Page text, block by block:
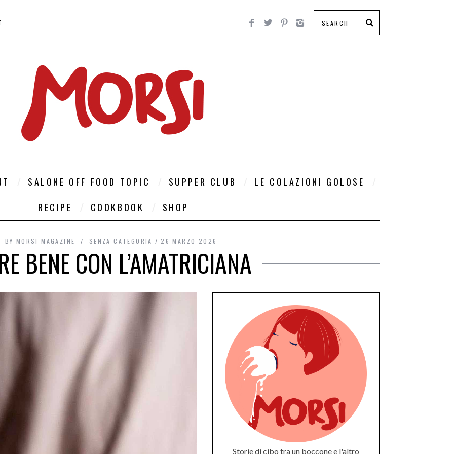
SALONE OFF FOOD TOPIC SUPPER CLUB
LE COLAZIONI GOLOSE
RECIPE
COOKBOOK SHOP
BY MORSI MAGAZINE SENZA CATEGORIA 26 MARZO 2026
BENE CON L’AMATRICIANA
Storie di cibo tra un boccone e l'altro